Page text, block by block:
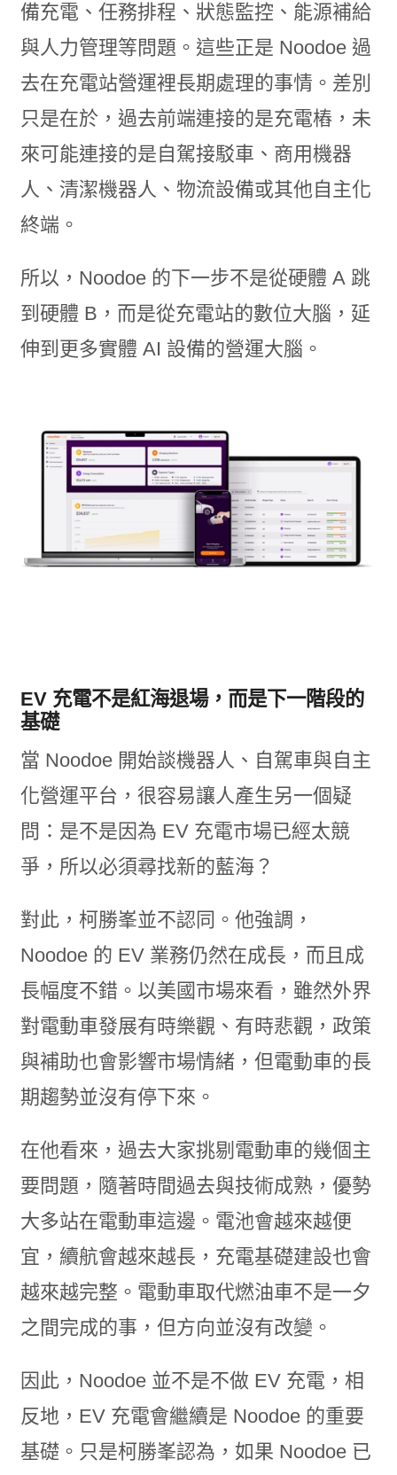
備充電、任務排程、狀態監控、能源補給
與人力管理等問題。這些正是 Noodoe 過
去在充電站營運裡長期處理的事情。差別
只是在於，過去前端連接的是充電樁，未
來可能連接的是自駕接駁車、商用機器
人、清潔機器人、物流設備或其他自主化
終端。
所以，Noodoe 的下一步不是從硬體 A 跳
到硬體 B，而是從充電站的數位大腦，延
伸到更多實體 AI 設備的營運大腦。
EV 充電不是紅海退場，而是下一階段的
基礎
當 Noodoe 開始談機器人、自駕車與自主
化營運平台，很容易讓人產生另一個疑
問：是不是因為 EV 充電市場已經太競
爭，所以必須尋找新的藍海？
對此，柯勝峯並不認同。他強調，
Noodoe 的 EV 業務仍然在成長，而且成
長幅度不錯。以美國市場來看，雖然外界
對電動車發展有時樂觀、有時悲觀，政策
與補助也會影響市場情緒，但電動車的長
期趨勢並沒有停下來。
在他看來，過去大家挑剔電動車的幾個主
要問題，隨著時間過去與技術成熟，優勢
大多站在電動車這邊。電池會越來越便
宜，續航會越來越長，充電基礎建設也會
越來越完整。電動車取代燃油車不是一夕
之間完成的事，但方向並沒有改變。
因此，Noodoe 並不是不做 EV 充電，相
反地，EV 充電會繼續是 Noodoe 的重要
基礎。只是柯勝峯認為，如果 Noodoe 已